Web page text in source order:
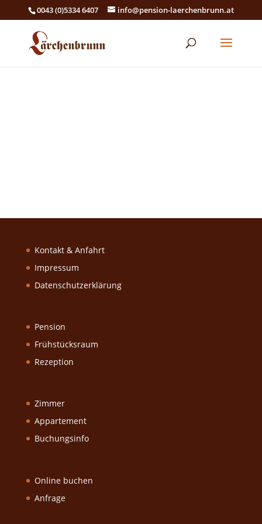
0043 (0)5334 6407 info@pension-laerchenbrunn.at
Kontakt & Anfahrt
Impressum
Datenschutzerklärung
Pension
Frühstücksraum
Rezeption
Zimmer
Appartement
Buchungsinfo
Online buchen
Anfrage